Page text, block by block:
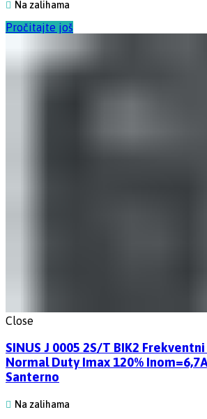
Na zalihama
Pročitajte još
Close
SINUS J 0005 2S/T BIK2
Normal Duty Imax 120%
Santerno
Na zalihama